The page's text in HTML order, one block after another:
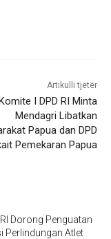
Artikulli tjetër
I DPD RI Minta
Mendagri Libatkan
Papua dan DPD
Pemekaran Papua
Dorong Penguatan
Perlindungan Atlet